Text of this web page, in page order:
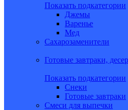
Показать подкатегории
Джемы
Варенье
Мед
Сахарозаменители
Готовые завтраки,
Показать подкатегории
Снеки
Готовые завтраки
Смеси для выпечки